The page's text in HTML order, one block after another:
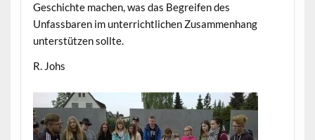
Geschichte machen, was das Begreifen des
Unfassbaren im unterrichtlichen Zusammenhang
unterstützen sollte.
R. Johs